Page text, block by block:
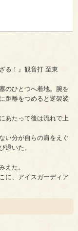
る！』観音打 至東
のひとつへ着地。腕を
距離をつめると逆袈裟
あたって後は流れで上
い分が自らの肩をえぐ
退いた。
えた。
に、アイスガーディア